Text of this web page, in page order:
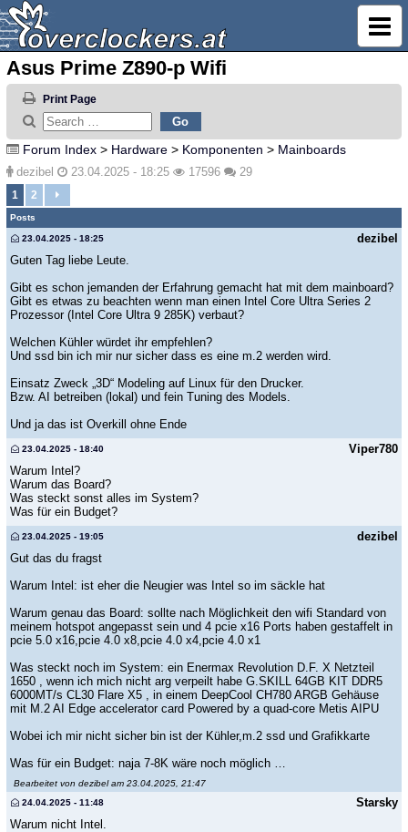
Asus Prime Z890-p Wifi
Print Page
Forum Index > Hardware > Komponenten > Mainboards
dezibel 23.04.2025 - 18:25 17596 29
1 2
Posts
dezibel
23.04.2025 - 18:25
Guten Tag liebe Leute.
Gibt es schon jemanden der Erfahrung gemacht hat mit dem mainboard?
Gibt es etwas zu beachten wenn man einen Intel Core Ultra Series 2
Prozessor (Intel Core Ultra 9 285K) verbaut?
Welchen Kühler würdet ihr empfehlen?
Und ssd bin ich mir nur sicher dass es eine m.2 werden wird.
Einsatz Zweck „3D“ Modeling auf Linux für den Drucker.
Bzw. AI betreiben (lokal) und fein Tuning des Models.
Und ja das ist Overkill ohne Ende
Viper780
23.04.2025 - 18:40
Warum Intel?
Warum das Board?
Was steckt sonst alles im System?
Was für ein Budget?
dezibel
23.04.2025 - 19:05
Gut das du fragst
Warum Intel: ist eher die Neugier was Intel so im säckle hat
Warum genau das Board: sollte nach Möglichkeit den wifi Standard von
meinem hotspot angepasst sein und 4 pcie x16 Ports haben gestaffelt in
pcie 5.0 x16,pcie 4.0 x8,pcie 4.0 x4,pcie 4.0 x1
Was steckt noch im System: ein Enermax Revolution D.F. X Netzteil
1650 , wenn ich mich nicht arg verpeilt habe G.SKILL 64GB KIT DDR5
6000MT/s CL30 Flare X5 , in einem DeepCool CH780 ARGB Gehäuse
mit M.2 AI Edge accelerator card Powered by a quad-core Metis AIPU
Wobei ich mir nicht sicher bin ist der Kühler,m.2 ssd und Grafikkarte
Was für ein Budget: naja 7-8K wäre noch möglich …
Bearbeitet von dezibel am 23.04.2025, 21:47
Starsky
24.04.2025 - 11:48
Warum nicht Intel.